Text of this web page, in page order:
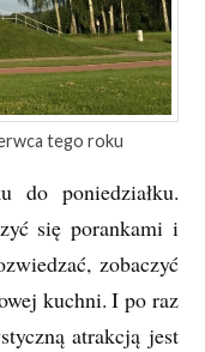
tego roku
do poniedziałku.
się porankami i
zobaczyć
kuchni. I po raz
atrakcją jest